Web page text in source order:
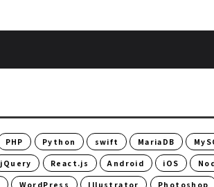
PHP Python swift MariaDB
jQuery React.js Android iOS
WordPress Illustrator Photoshop